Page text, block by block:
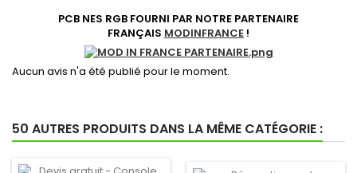
PCB NES RGB FOURNI PAR NOTRE PARTENAIRE
FRANÇAIS MODINFRANCE !
Aucun avis n'a été publié pour le moment.
50 AUTRES PRODUITS DANS LA MÊME CATÉGORIE :